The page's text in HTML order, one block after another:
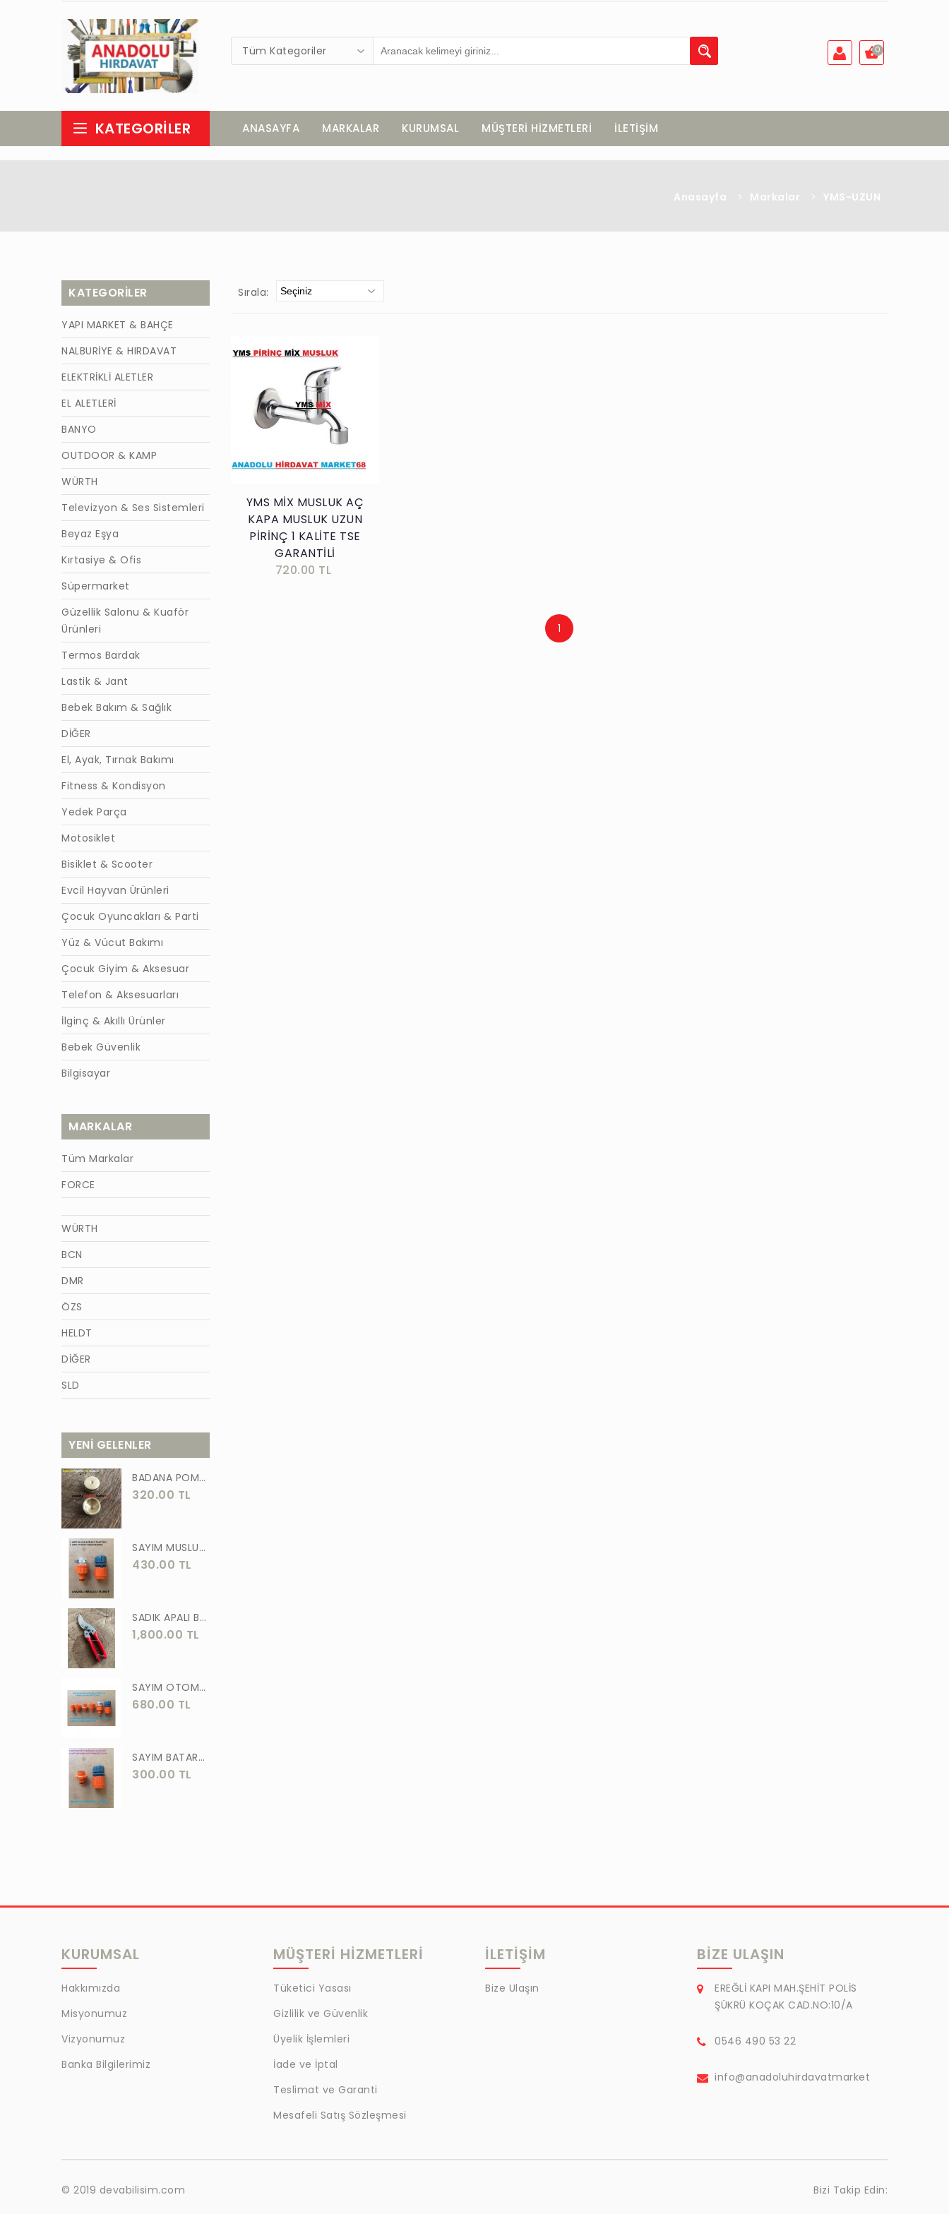
Tüm Kategoriler 0
KATEGORILER ANASAYFA MARKALAR KURUMSAL MÜŞTERİ HİZMETLERİ İLETİŞİM
Anasayfa > Markalar > YMS-UZUN
KATEGORILER
YAPI MARKET & BAHÇE
NALBURİYE & HIRDAVAT
ELEKTRİKLİ ALETLER
EL ALETLERİ
BANYO
OUTDOOR & KAMP
WÜRTH
Televizyon & Ses Sistemleri
Beyaz Eşya
Kırtasiye & Ofis
Süpermarket
Güzellik Salonu & Kuaför
Ürünleri
Termos Bardak
Lastik & Jant
Bebek Bakım & Sağlık
DİĞER
El, Ayak, Tırnak Bakımı
Fitness & Kondisyon
Yedek Parça
Motosiklet
Bisiklet & Scooter
Evcil Hayvan Ürünleri
Çocuk Oyuncakları & Parti
Yüz & Vücut Bakımı
Çocuk Giyim & Aksesuar
Telefon & Aksesuarları
İlginç & Akıllı Ürünler
Bebek Güvenlik
Bilgisayar
MARKALAR
Tüm Markalar
FORCE
WÜRTH
BCN
DMR
ÖZS
HELDT
DİĞER
SLD
TİĞON
WACKER
GÜNER
ÖRS
FORGED
ASLAN
MEŞEM
AKGÜN
MOTİP
STR
ERKUL
ÖZTUTAR
DEKOR
TUDOR
MRC
BİLKAT
BHD
EGM
MYCRAFT
WRT
BEST
YENİ GELENLER
BADANA POMPA UCU PİRİNÇ BADANA POMPASI YAYLI BAŞLIK UÇ 1 ADET
320.00 TL
SAYIM MUSLUK BAĞLANTI ADAPTÖRÜ VE OTOMATİK 2 Lİ SET ADAPTÖR
430.00 TL
SADIK APALI BAĞ BUDAMA MAKASI BİTKİ BUDAMA MAKASI EL YAPIMI
1,800.00 TL
SAYIM OTOMATİK MUSLUK VE BATARYA BAGLANTI ADAPTÖRÜ 6 PARÇA SET
680.00 TL
SAYIM BATARYA BAĞLANTI ADAPTÖRÜ OTOMATİK BATARYA BAGLANTISI 2 Lİ
300.00 TL
Sırala:
Sepete Ekle
YMS MİX MUSLUK AÇ
KAPA MUSLUK UZUN
PİRİNÇ 1 KALİTE TSE
GARANTİLİ
720.00 TL
1
KURUMSAL
Hakkımızda
Misyonumuz
Vizyonumuz
Banka Bilgilerimiz
MÜŞTERİ HİZMETLERİ
Tüketici Yasası
Gizlilik ve Güvenlik
Üyelik İşlemleri
İade ve İptal
Teslimat ve Garanti
Mesafeli Satış Sözleşmesi
İLETİŞİM
Bize Ulaşın
BIZE ULAŞIN
EREĞLİ KAPI MAH.ŞEHİT POLİS
ŞÜKRÜ KOÇAK CAD.NO:10/A
0546 490 53 22
info@anadoluhirdavatmarket
© 2019 devabilisim.com Bizi Takip Edin: